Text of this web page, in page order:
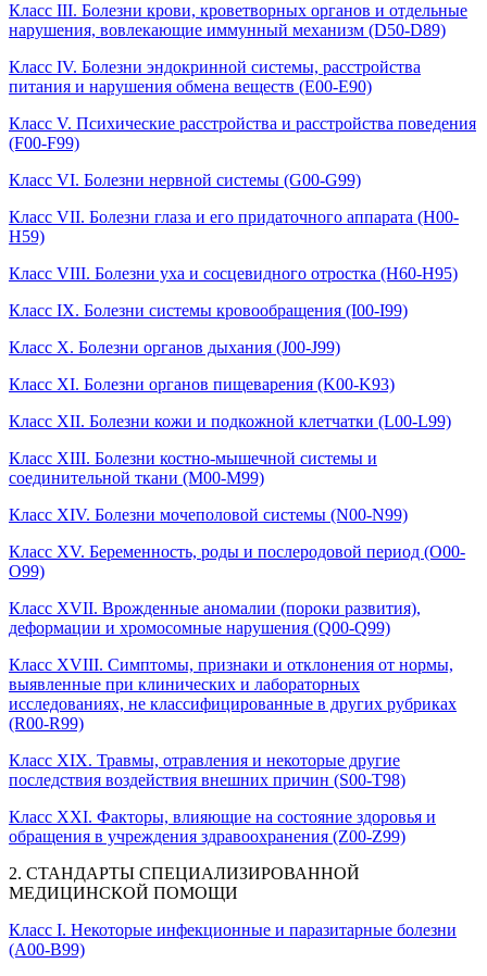
Класс III. Болезни крови, кроветворных органов и отдельные
нарушения, вовлекающие иммунный механизм (D50-D89)
Класс IV. Болезни эндокринной системы, расстройства
питания и нарушения обмена веществ (E00-E90)
Класс V. Психические расстройства и расстройства поведения
(F00-F99)
Класс VI. Болезни нервной системы (G00-G99)
Класс VII. Болезни глаза и его придаточного аппарата (H00-
H59)
Класс VIII. Болезни уха и сосцевидного отростка (H60-H95)
Класс IX. Болезни системы кровообращения (I00-I99)
Класс X. Болезни органов дыхания (J00-J99)
Класс XI. Болезни органов пищеварения (K00-K93)
Класс XII. Болезни кожи и подкожной клетчатки (L00-L99)
Класс XIII. Болезни костно-мышечной системы и
соединительной ткани (M00-M99)
Класс XIV. Болезни мочеполовой системы (N00-N99)
Класс XV. Беременность, роды и послеродовой период (O00-
O99)
Класс XVII. Врожденные аномалии (пороки развития),
деформации и хромосомные нарушения (Q00-Q99)
Класс XVIII. Симптомы, признаки и отклонения от нормы,
выявленные при клинических и лабораторных
исследованиях, не классифицированные в других рубриках
(R00-R99)
Класс XIX. Травмы, отравления и некоторые другие
последствия воздействия внешних причин (S00-T98)
Класс XXI. Факторы, влияющие на состояние здоровья и
обращения в учреждения здравоохранения (Z00-Z99)
2. СТАНДАРТЫ СПЕЦИАЛИЗИРОВАННОЙ
МЕДИЦИНСКОЙ ПОМОЩИ
Класс I. Некоторые инфекционные и паразитарные болезни
(A00-B99)